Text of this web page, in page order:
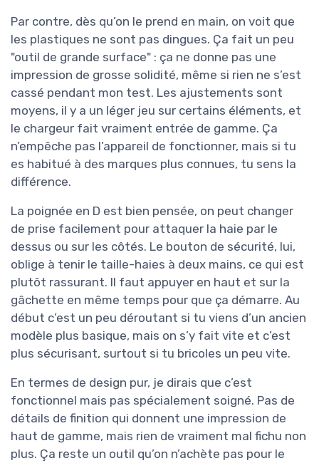
Par contre, dès qu’on le prend en main, on voit que
les plastiques ne sont pas dingues. Ça fait un peu
"outil de grande surface" : ça ne donne pas une
impression de grosse solidité, même si rien ne s’est
cassé pendant mon test. Les ajustements sont
moyens, il y a un léger jeu sur certains éléments, et
le chargeur fait vraiment entrée de gamme. Ça
n’empêche pas l’appareil de fonctionner, mais si tu
es habitué à des marques plus connues, tu sens la
différence.
La poignée en D est bien pensée, on peut changer
de prise facilement pour attaquer la haie par le
dessus ou sur les côtés. Le bouton de sécurité, lui,
oblige à tenir le taille-haies à deux mains, ce qui est
plutôt rassurant. Il faut appuyer en haut et sur la
gâchette en même temps pour que ça démarre. Au
début c’est un peu déroutant si tu viens d’un ancien
modèle plus basique, mais on s’y fait vite et c’est
plus sécurisant, surtout si tu bricoles un peu vite.
En termes de design pur, je dirais que c’est
fonctionnel mais pas spécialement soigné. Pas de
détails de finition qui donnent une impression de
haut de gamme, mais rien de vraiment mal fichu non
plus. Ça reste un outil qu’on n’achète pas pour le